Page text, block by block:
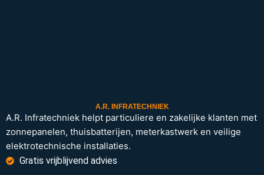
A.R. INFRATECHNIEK
A.R. Infratechniek helpt particuliere en zakelijke klanten met
zonnepanelen, thuisbatterijen, meterkastwerk en veilige
elektrotechnische installaties.
Gratis vrijblijvend advies